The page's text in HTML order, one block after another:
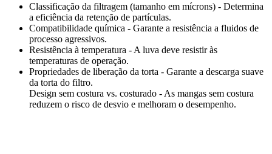
Classificação da filtragem (tamanho em mícrons) - Determina
a eficiência da retenção de partículas.
Compatibilidade química - Garante a resistência a fluidos de
processo agressivos.
Resistência à temperatura - A luva deve resistir às
temperaturas de operação.
Propriedades de liberação da torta - Garante a descarga suave
da torta do filtro.
Design sem costura vs. costurado - As mangas sem costura
reduzem o risco de desvio e melhoram o desempenho.